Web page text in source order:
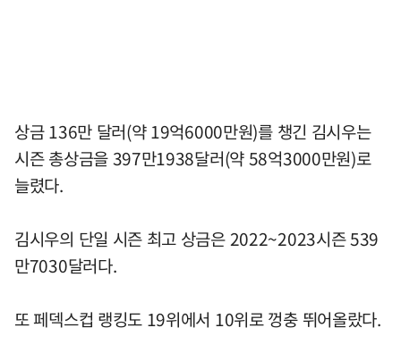
상금 136만 달러(약 19억6000만원)를 챙긴 김시우는
시즌 총상금을 397만1938달러(약 58억3000만원)로
늘렸다.
김시우의 단일 시즌 최고 상금은 2022~2023시즌 539
만7030달러다.
또 페덱스컵 랭킹도 19위에서 10위로 껑충 뛰어올랐다.